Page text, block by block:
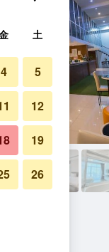
写真
土
4 5
12
19
26